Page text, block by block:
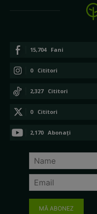
15,704 Fani
0 Cititori
2,327 Cititori
0 Cititori
2,170 Abonați
MĂ ABONEZ